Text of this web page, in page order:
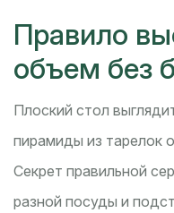
Правило
объем без
Плоский стол
пирамиды из тарелок
Секрет правильной
разной посуды и